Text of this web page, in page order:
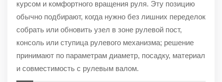
курсом и комфортного вращения руля. Эту позицию
обычно подбирают, когда нужно без лишних переделок
собрать или обновить узел в зоне рулевой пост,
консоль или ступица рулевого механизма; решение
принимают по параметрам диаметр, посадку, материал
и совместимость с рулевым валом.